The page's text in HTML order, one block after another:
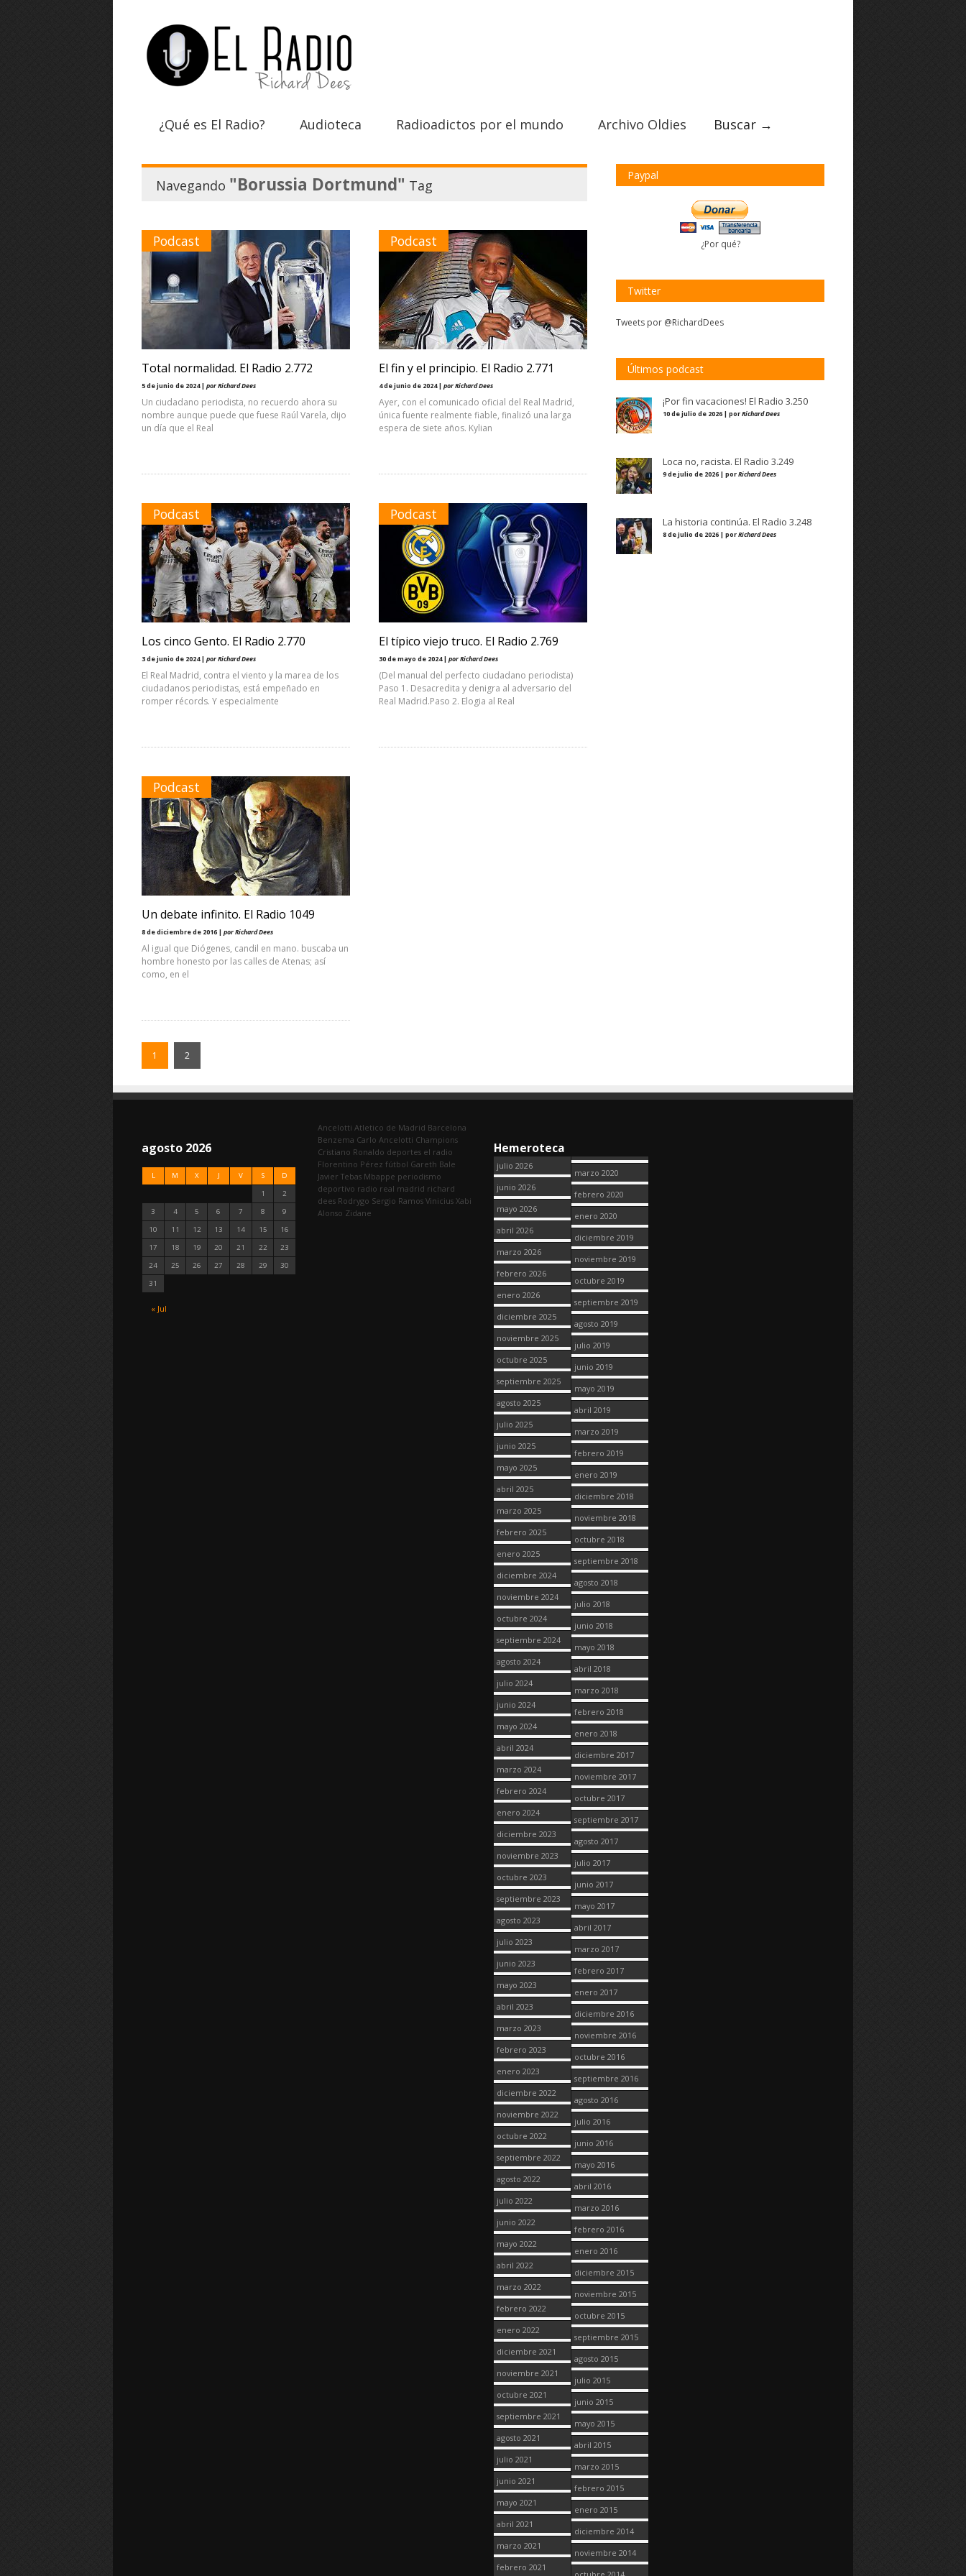
¿Qué es El Radio? Audioteca Radioadictos por el mundo Archivo Oldies Buscar →
Navegando "Borussia Dortmund" Tag
Podcast
Total normalidad. El Radio 2.772
5 de junio de 2024 | por Richard Dees
Un ciudadano periodista, no recuerdo ahora su
nombre aunque puede que fuese Raúl Varela, dijo
un día que el Real
Podcast
El fin y el principio. El Radio 2.771
4 de junio de 2024 | por Richard Dees
Ayer, con el comunicado oficial del Real Madrid,
única fuente realmente fiable, finalizó una larga
espera de siete años. Kylian
Podcast
Los cinco Gento. El Radio 2.770
3 de junio de 2024 | por Richard Dees
El Real Madrid, contra el viento y la marea de los
ciudadanos periodistas, está empeñado en
romper récords. Y especialmente
Podcast
El típico viejo truco. El Radio 2.769
30 de mayo de 2024 | por Richard Dees
(Del manual del perfecto ciudadano periodista)
Paso 1. Desacredita y denigra al adversario del
Real Madrid.Paso 2. Elogia al Real
Podcast
Un debate infinito. El Radio 1049
8 de diciembre de 2016 | por Richard Dees
Al igual que Diógenes, candil en mano. buscaba un
hombre honesto por las calles de Atenas; así
como, en el
1 2
Paypal
¿Por qué?
Twitter
Tweets por @RichardDees
Últimos podcast
¡Por fin vacaciones! El Radio 3.250
10 de julio de 2026 | porRichard Dees
Loca no, racista. El Radio 3.249
9 de julio de 2026 | porRichard Dees
La historia continúa. El Radio 3.248
8 de julio de 2026 | porRichard Dees
agosto 2026
L M X J V S D
« Jul
1
2
3
4 5 6 7 8
9
10
11 12 13 14 15
16
17
18 19 20 21 22
23
24
25 26 27 28 29
30
31
Ancelotti Atletico de Madrid Barcelona
Benzema Carlo Ancelotti Champions
Cristiano Ronaldo deportes el radio
Florentino Pérez fútbol Gareth Bale
Javier Tebas Mbappe periodismo
deportivo radio real madrid richard
dees Rodrygo Sergio Ramos Vinicius Xabi
Alonso Zidane
Hemeroteca
julio 2026
junio 2026
mayo 2026
abril 2026
marzo 2026
febrero 2026
enero 2026
diciembre 2025
noviembre 2025
octubre 2025
septiembre 2025
agosto 2025
julio 2025
junio 2025
mayo 2025
abril 2025
marzo 2025
febrero 2025
enero 2025
diciembre 2024
noviembre 2024
octubre 2024
septiembre 2024
agosto 2024
julio 2024
junio 2024
mayo 2024
abril 2024
marzo 2024
febrero 2024
enero 2024
diciembre 2023
noviembre 2023
octubre 2023
septiembre 2023
agosto 2023
julio 2023
junio 2023
mayo 2023
abril 2023
marzo 2023
febrero 2023
enero 2023
diciembre 2022
noviembre 2022
octubre 2022
septiembre 2022
agosto 2022
julio 2022
junio 2022
mayo 2022
abril 2022
marzo 2022
febrero 2022
enero 2022
diciembre 2021
noviembre 2021
octubre 2021
septiembre 2021
agosto 2021
julio 2021
junio 2021
mayo 2021
abril 2021
marzo 2021
febrero 2021
marzo 2020
febrero 2020
enero 2020
diciembre 2019
noviembre 2019
octubre 2019
septiembre 2019
agosto 2019
julio 2019
junio 2019
mayo 2019
abril 2019
marzo 2019
febrero 2019
enero 2019
diciembre 2018
noviembre 2018
octubre 2018
septiembre 2018
agosto 2018
julio 2018
junio 2018
mayo 2018
abril 2018
marzo 2018
febrero 2018
enero 2018
diciembre 2017
noviembre 2017
octubre 2017
septiembre 2017
agosto 2017
julio 2017
junio 2017
mayo 2017
abril 2017
marzo 2017
febrero 2017
enero 2017
diciembre 2016
noviembre 2016
octubre 2016
septiembre 2016
agosto 2016
julio 2016
junio 2016
mayo 2016
abril 2016
marzo 2016
febrero 2016
enero 2016
diciembre 2015
noviembre 2015
octubre 2015
septiembre 2015
agosto 2015
julio 2015
junio 2015
mayo 2015
abril 2015
marzo 2015
febrero 2015
enero 2015
diciembre 2014
noviembre 2014